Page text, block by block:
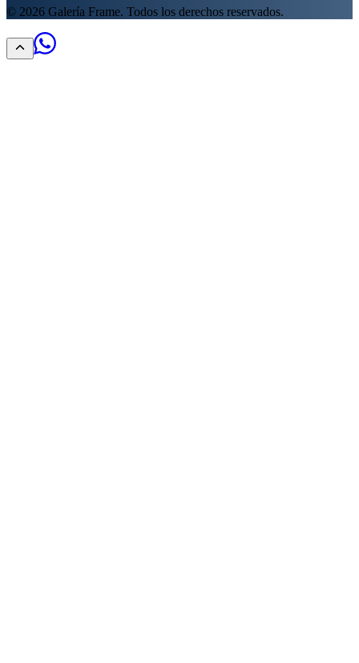
© 2026 Galería Frame. Todos los derechos reservados.